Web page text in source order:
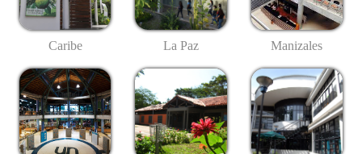
Caribe La Paz Manizales